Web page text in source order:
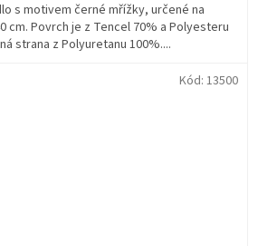
s motivem černé mřížky, určené na
cm. Povrch je z Tencel 70% a Polyesteru
strana z Polyuretanu 100%....
Kód: 13500